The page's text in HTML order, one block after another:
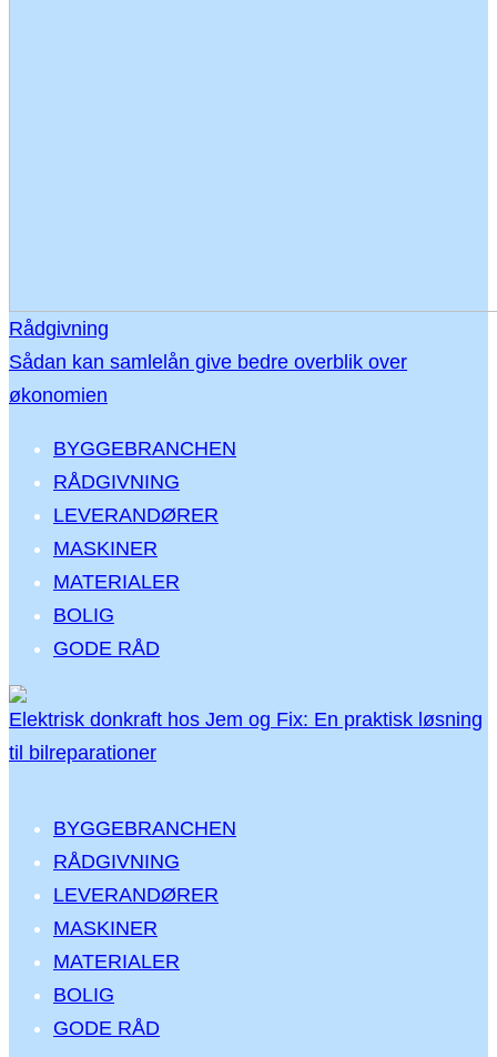
Rådgivning
Sådan kan samlelån give bedre overblik over
økonomien
BYGGEBRANCHEN
RÅDGIVNING
LEVERANDØRER
MASKINER
MATERIALER
BOLIG
GODE RÅD
Elektrisk donkraft hos Jem og Fix: En praktisk løsning
til bilreparationer
BYGGEBRANCHEN
RÅDGIVNING
LEVERANDØRER
MASKINER
MATERIALER
BOLIG
GODE RÅD